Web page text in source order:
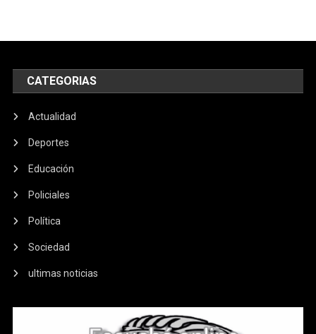
CATEGORIAS
Actualidad
Deportes
Educación
Policiales
Política
Sociedad
ultimas noticias